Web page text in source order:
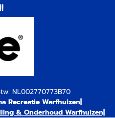
NL002770773B70
Recreatie Warfhuizen|
& Onderhoud Warfhuizen|